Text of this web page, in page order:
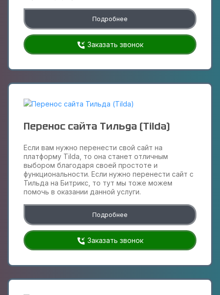
Подробнее
Заказать звонок
Перенос сайта Тильда (Tilda)
Если вам нужно перенести свой сайт на
платформу Tilda, то она станет отличным
выбором благодаря своей простоте и
функциональности. Если нужно перенести сайт с
Тильда на Битрикс, то тут мы тоже можем
помочь в оказании данной услуги.
Подробнее
Заказать звонок